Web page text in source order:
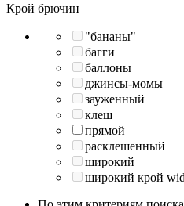
Крой брючин
"бананы"
багги
баллоны
джинсы-момы
зауженный
клеш
прямой
расклешенный
широкий
широкий крой